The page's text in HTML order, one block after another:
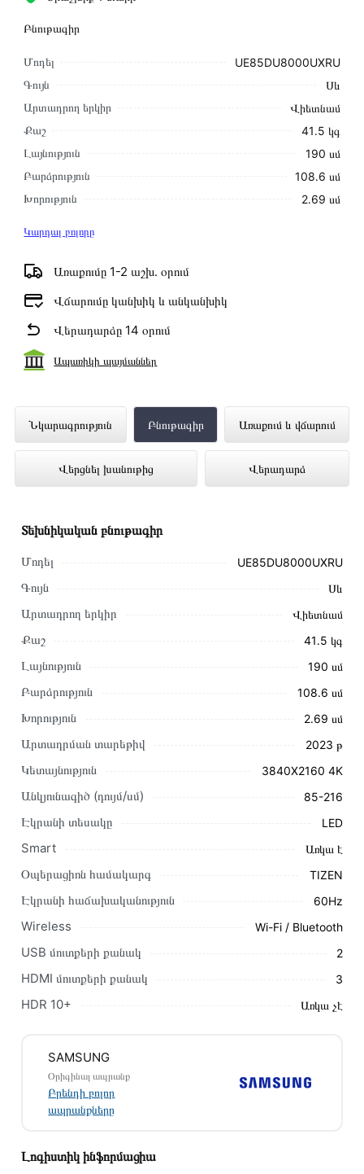
Բնութագիր
Մոդել
UE85DU8000UXRU
Գույն
Սև
Արտադրող երկիր
Վիետնամ
Քաշ
41․5 կգ
Լայնություն
190 սմ
Բարձրություն
108․6 սմ
Խորություն
2․69 սմ
Կարդալ բոլորը
Առաքումը 1-2 աշխ․ օրում
Վճարումը կանխիկ և անկանխիկ
Վերադարձը 14 օրում
Ապառիկի պայմաններ
Նկարագրություն Բնութագիր Առաքում և վճարում
Վերցնել խանութից Վերադարձ
Հեռուստացույց SAMSUNG
UE85DU8000UXRU ներկայացված է
Technomix առցանց խանութում լավագույն
Այս ապրանքը գնելու համար սեղմեք
զամբյուղին»
կամ սեղմեք
Կարող եք նաև պատվիրել՝ զանգահարելով կայքում նշված
կոնտակտային համարներին։
Կայքում տվյալ ապրանքի՝ Հեռուստացույց SAMSUNG
UE85DU8000UXRU առաքման և վճարման պայմանները
Մեր պրոֆեսիոնալ մենեջերները կմշակեն պատվերը և
կկապվեն ձեզ հետ՝ համաձայնեցնելու առաքման
պայմանները։ Նախքան առցանց պատվեր տեղադրելը,
խորհուրդ ենք տալիս կարդալ նկարագրությունը,
Տվյալ ապրանքը սետիֆիկացված է և համպատասխանում է
կատարվում է 14 օրվա ընթացքում:
Տեխնիկական բնութագիր
Մոդել UE85DU8000UXRU
Գույն Սև
Արտադրող երկիր Վիետնամ
Քաշ 41․5 կգ
Լայնություն 190 սմ
Բարձրություն 108․6 սմ
Խորություն 2․69 սմ
Արտադրման տարեթիվ 2023 թ
Կետայնություն 3840X2160 4K
Անկյունագիծ (դույմ/սմ) 85-216
Էկրանի տեսակը LED
Smart Առկա է
Օպերացիոն համակարգ TIZEN
Էկրանի հաճախականություն 60Hz
Wireless Wi-Fi / Bluetooth
USB մուտքերի քանակ 2
HDMI մուտքերի քանակ 3
HDR 10+ Առկա չէ
SAMSUNG
Օրիգինալ ապրանք
Բրենդի բոլոր
ապրանքները
Լոգիստիկ ինֆորմացիա